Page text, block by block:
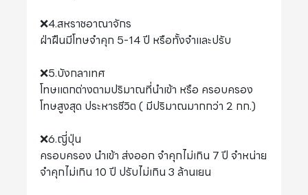
❌4.สหราชอาณาจักร
ฝ่าฝืนมีโทษจำคุก 5-14 ปี หรือทั้งจำและปรับ
❌5.บังกลาเทศ
โทษแตกต่างตามปริมาณที่นำเข้า หรือ ครอบครอง
โทษสูงสุด ประหารชีวิต ( มีปริมาณมากกว่า 2 กก.)
❌6.ญี่ปุ่น
ครอบครอง นำเข้า ส่งออก จำคุกไม่เกิน 7 ปี จำหน่าย
จำคุกไม่เกิน 10 ปี ปรับไม่เกิน 3 ล้านเยน